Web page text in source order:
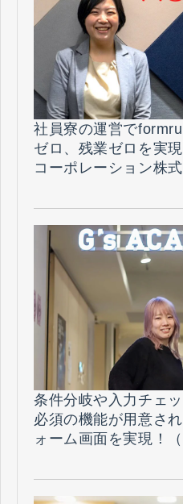
社員寮の運営で
ゼロ、残業ゼロを実
コーポレーション株式
条件分岐や入力チェ
必須の機能が用意さ
ォーム画面を実現！